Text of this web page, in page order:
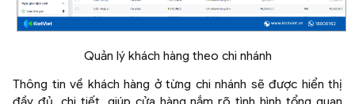
Quản lý khách hàng theo chi nhánh
Thông tin về khách hàng ở từng chi nhánh sẽ được hiển thị